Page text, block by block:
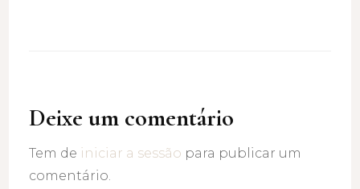
Deixe um comentário
Tem de iniciar a sessão para publicar um
comentário.